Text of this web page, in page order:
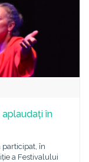
aplaudați în
în
a Festivalului